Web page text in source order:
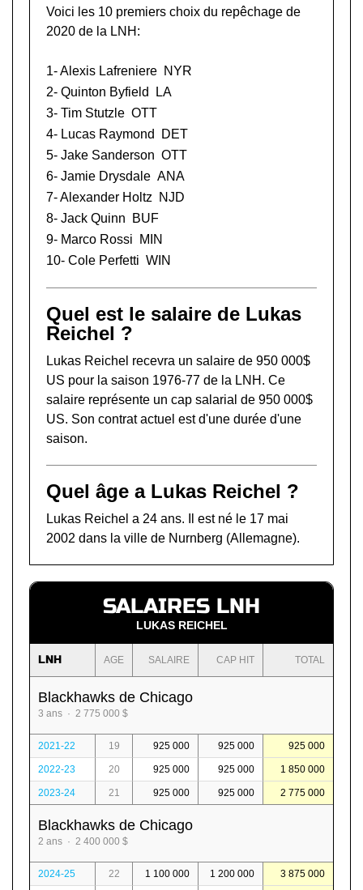
Voici les 10 premiers choix du repêchage de
2020 de la LNH:
1-Alexis Lafreniere NYR
2- Quinton Byfield
LA
3- Tim Stutzle OTT
4- Lucas Raymond
DET
5- Jake Sanderson OTT
6- Jamie Drysdale ANA
7-Alexander Holtz
NJD
8- Jack Quinn
BUF
9- Marco Rossi
MIN
10- Cole Perfetti WIN
Quel est le salaire de Lukas
Reichel ?
Lukas Reichel recevra un salaire de 950 000$
US pour la saison 1976-77 de la LNH. Ce
salaire représente un cap salarial de 950 000$
US. Son contrat actuel est d'une durée d'une
saison.
Quel âge a Lukas Reichel ?
Lukas Reichel a 24 ans. Il est né le 17 mai
2002 dans la ville de Nurnberg (Allemagne).
SALAIRES LNH
LUKAS REICHEL
LNH AGE SALAIRE CAP HIT TOTAL
Blackhawks de Chicago
3 ans · 2 775 000 $
2021-22 19 925 000 925 000 925 000
2022-23 20 925 000 925 000 1 850 000
2023-24 21 925 000 925 000 2 775 000
Blackhawks de Chicago
2 ans · 2 400 000 $
2024-25 22 1 100 000 1 200 000 3 875 000